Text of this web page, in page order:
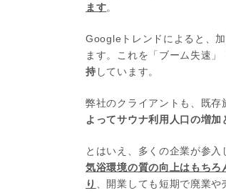
ます。
Googleトレンドによると、
ます。これを「ブーム失速」
持 しています。
弊社のクライアントも、既存
よってサウナ利用人口の増
とはいえ、多くの企業が参
気浴環境の質の向上はもち
り
、開業しても短期で廃業